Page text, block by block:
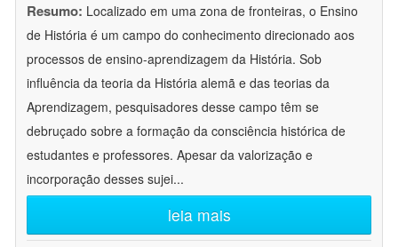
Resumo: Localizado em uma zona de fronteiras, o Ensino
de História é um campo do conhecimento direcionado aos
processos de ensino-aprendizagem da História. Sob
influência da teoria da História alemã e das teorias da
Aprendizagem, pesquisadores desse campo têm se
debruçado sobre a formação da consciência histórica de
estudantes e professores. Apesar da valorização e
incorporação desses sujei...
leia mais